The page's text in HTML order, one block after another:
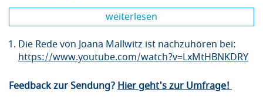
weiterlesen
Die Rede von Joana Mallwitz ist nachzuhören bei:
https://www.youtube.com/watch?v=LxMtHBNKDRY
Feedback zur Sendung?Hier geht's zur Umfrage!